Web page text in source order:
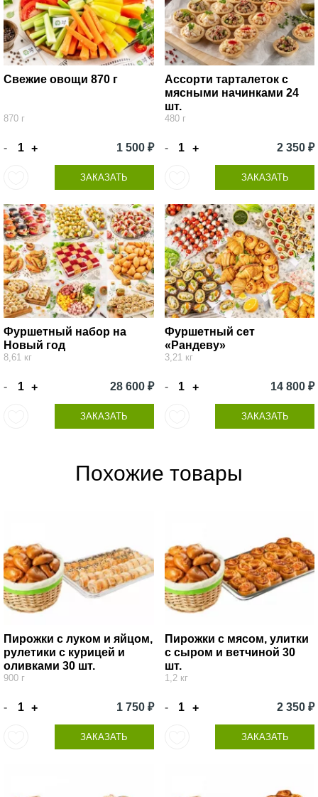
Свежие овощи 870 г
870 г
- + 1 500 ₽
ЗАКАЗАТЬ
Ассорти тарталеток с
мясными начинками 24
шт.
480 г
- + 2 350 ₽
ЗАКАЗАТЬ
Фуршетный набор на
Новый год
8,61 кг
- + 28 600 ₽
ЗАКАЗАТЬ
Фуршетный сет
«Рандеву»
3,21 кг
- + 14 800 ₽
ЗАКАЗАТЬ
Похожие товары
Пирожки с луком и яйцом,
рулетики с курицей и
оливками 30 шт.
900 г
- + 1 750 ₽
ЗАКАЗАТЬ
Пирожки с мясом, улитки
с сыром и ветчиной 30
шт.
1,2 кг
- + 2 350 ₽
ЗАКАЗАТЬ